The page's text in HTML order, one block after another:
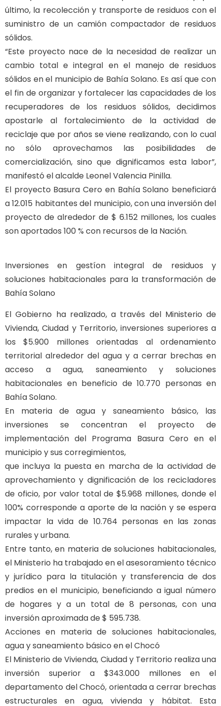
último, la recolección y transporte de residuos con el
suministro de un camión compactador de residuos
sólidos.
“Este proyecto nace de la necesidad de realizar un
cambio total e integral en el manejo de residuos
sólidos en el municipio de Bahía Solano. Es así que con
el fin de organizar y fortalecer las capacidades de los
recuperadores de los residuos sólidos, decidimos
apostarle al fortalecimiento de la actividad de
reciclaje que por años se viene realizando, con lo cual
no sólo aprovechamos las posibilidades de
comercialización, sino que dignificamos esta labor”,
manifestó el alcalde Leonel Valencia Pinilla.
El proyecto Basura Cero en Bahía Solano beneficiará
a 12.015 habitantes del municipio, con una inversión del
proyecto de alrededor de $ 6.152 millones, los cuales
son aportados 100 % con recursos de la Nación.
Inversiones en gestíon integral de residuos y
soluciones habitacionales para la transformación de
Bahía Solano
El Gobierno ha realizado, a través del Ministerio de
Vivienda, Ciudad y Territorio, inversiones superiores a
los $5.900 millones orientadas al ordenamiento
territorial alrededor del agua y a cerrar brechas en
acceso a agua, saneamiento y soluciones
habitacionales en beneficio de 10.770 personas en
Bahía Solano.
En materia de agua y saneamiento básico, las
inversiones se concentran el proyecto de
implementación del Programa Basura Cero en el
municipio y sus corregimientos,
que incluya la puesta en marcha de la actividad de
aprovechamiento y dignificación de los recicladores
de oficio, por valor total de $5.968 millones, donde el
100% corresponde a aporte de la nación y se espera
impactar la vida de 10.764 personas en las zonas
rurales y urbana.
Entre tanto, en materia de soluciones habitacionales,
el Ministerio ha trabajado en el asesoramiento técnico
y jurídico para la titulación y transferencia de dos
predios en el municipio, beneficiando a igual número
de hogares y a un total de 8 personas, con una
inversión aproximada de $ 595.738.
Acciones en materia de soluciones habitacionales,
agua y saneamiento básico en el Chocó
El Ministerio de Vivienda, Ciudad y Territorio realiza una
inversión superior a $343.000 millones en el
departamento del Chocó, orientada a cerrar brechas
estructurales en agua, vivienda y hábitat. Esta